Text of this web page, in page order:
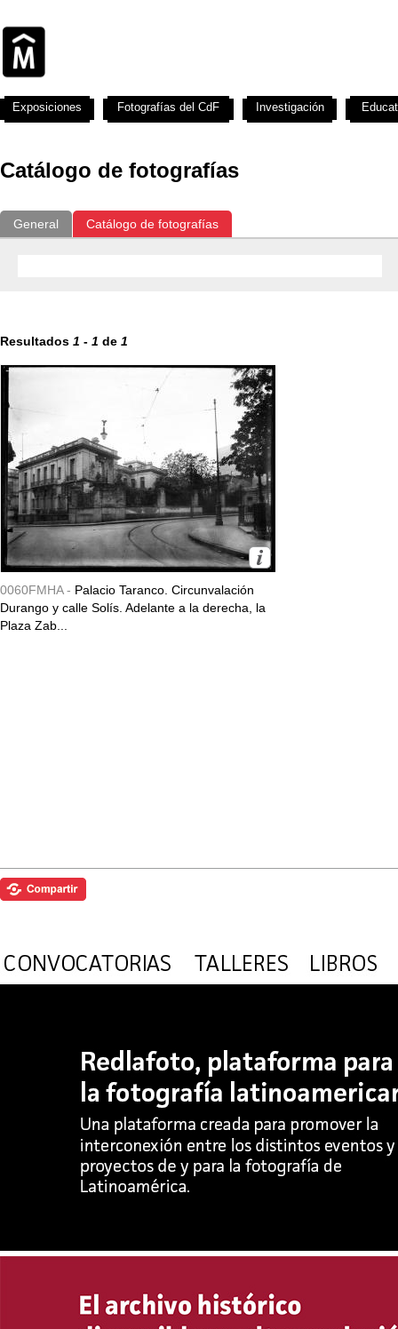
Catálogo de fotografías
General Catálogo de fotografías
Resultados 1 - 1 de 1
0060FMHA - Palacio Taranco. Circunvalación
Durango y calle Solís. Adelante a la derecha, la
Plaza Zab...
Exposiciones Fotografías del CdF Investigación